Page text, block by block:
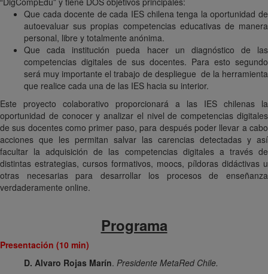
Que cada docente de cada IES chilena tenga la oportunidad de
autoevaluar sus propias competencias educativas de manera
personal, libre y totalmente anónima.
Que cada institución pueda hacer un diagnóstico de las
competencias digitales de sus docentes. Para esto segundo
será muy importante el trabajo de despliegue de la herramienta
que realice cada una de las IES hacia su interior.
Este proyecto colaborativo proporcionará a las IES chilenas la
oportunidad de conocer y analizar el nivel de competencias digitales
de sus docentes como primer paso, para después poder llevar a cabo
acciones que les permitan salvar las carencias detectadas y así
facultar la adquisición de las competencias digitales a través de
distintas estrategias, cursos formativos, moocs, píldoras didáctivas u
otras necesarias para desarrollar los procesos de enseñanza
verdaderamente online.
Programa
Presentación (10 min)
D. Alvaro Rojas Marín. Presidente MetaRed Chile.